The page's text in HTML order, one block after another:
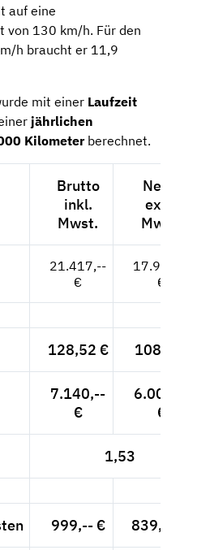
auf eine
von 130 km/h. Für den
h braucht er 11,9
mit einer Laufzeit
jährlichen
Kilometerberechnet.
Brutto
inkl.
Mwst.
Netto
exkl.
Mwst.
21.417,--
€
17.997,--
€
128,52 € 108,-- €
7.140,--
€
6.000,--
€
1,53
999,-- € 839,50 €